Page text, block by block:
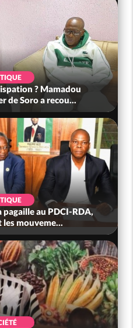
? Mamadou
de Soro a recou...
au PDCI-RDA,
les mouveme...